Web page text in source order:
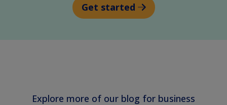
Get started
Explore more of our blog for business